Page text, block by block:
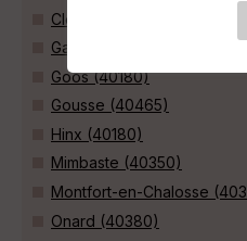
Clermont (40180)
Gamarde-les-Bains (40380)
Goos (40180)
Gousse (40465)
Hinx (40180)
Mimbaste (40350)
Montfort-en-Chalosse
Onard (40380)